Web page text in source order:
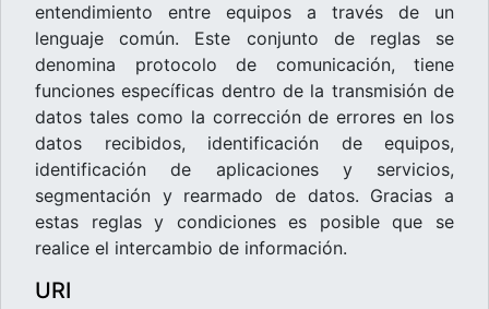
entendimiento entre equipos a través de un
lenguaje común. Este conjunto de reglas se
denomina protocolo de comunicación, tiene
funciones específicas dentro de la transmisión de
datos tales como la corrección de errores en los
datos recibidos, identificación de equipos,
identificación de aplicaciones y servicios,
segmentación y rearmado de datos. Gracias a
estas reglas y condiciones es posible que se
realice el intercambio de información.
URI